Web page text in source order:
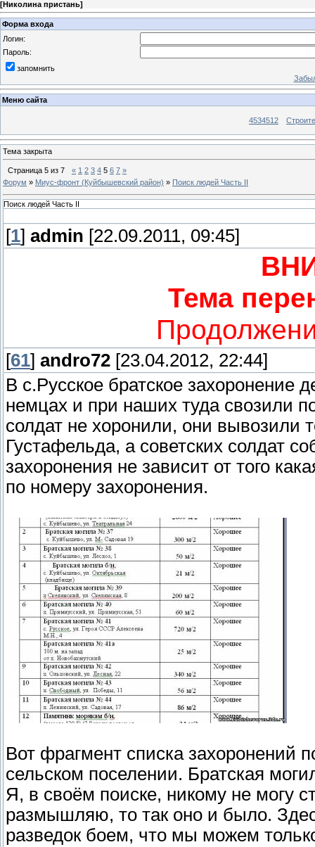
[Николина пристань]
Форма входа
Логин:
Пароль:
запомнить
Меню сайта
4534512
Тема закрыта
Страница 5 из 7 « 1 2 3 4 5 6 7 »
Форум » Миус-фронт (Куйбышевский район) » Поиск людей Часть II
Поиск людей Часть II
[1] admin [22.09.2011, 09:45]
Тема
[61] andro72 [23.04.2012, 22:44]
В с.Русское братское захоронение
немцах и при наших туда свозили
солдат не хоронили, они вывозили
Густафельда, а советских солдат
захоронения не зависит от того
по номеру захоронения.
Вот фрагмент списка захоронений
сельском поселении. Братская
Я, в своём поиске, никому не могу
размышляю, то так оно и было.
разведок боем, что мы можем